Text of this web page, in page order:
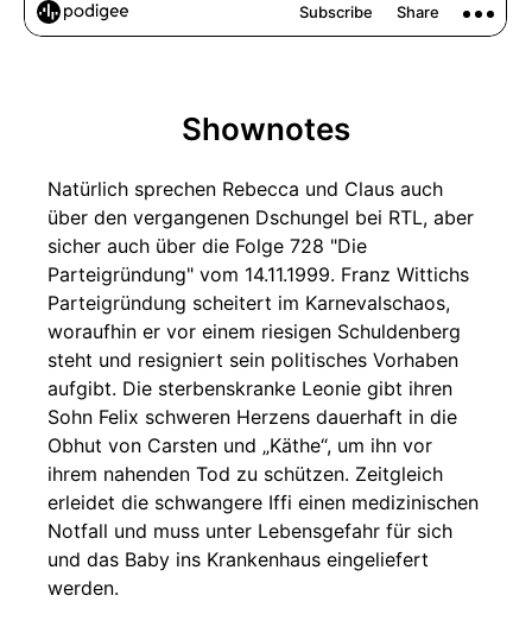
Shownotes
Natürlich sprechen Rebecca und Claus auch
über den vergangenen Dschungel bei RTL, aber
sicher auch über die Folge 728 "Die
Parteigründung" vom 14.11.1999. Franz Wittichs
Parteigründung scheitert im Karnevalschaos,
woraufhin er vor einem riesigen Schuldenberg
steht und resigniert sein politisches Vorhaben
aufgibt. Die sterbenskranke Leonie gibt ihren
Sohn Felix schweren Herzens dauerhaft in die
Obhut von Carsten und „Käthe“, um ihn vor
ihrem nahenden Tod zu schützen. Zeitgleich
erleidet die schwangere Iffi einen medizinischen
Notfall und muss unter Lebensgefahr für sich
und das Baby ins Krankenhaus eingeliefert
werden.